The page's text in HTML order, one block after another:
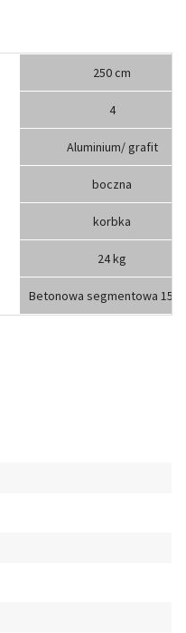
250 cm
4
Aluminium/ grafit
boczna
korbka
24 kg
Betonowa segmentowa 157